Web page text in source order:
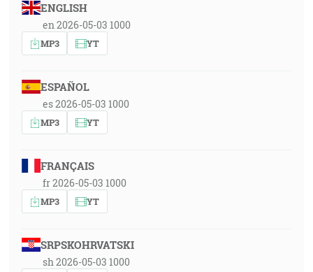
ENGLISH
en 2026-05-03 1000
MP3 YT
ESPAÑOL
es 2026-05-03 1000
MP3 YT
FRANÇAIS
fr 2026-05-03 1000
MP3 YT
SRPSKOHRVATSKI
sh 2026-05-03 1000